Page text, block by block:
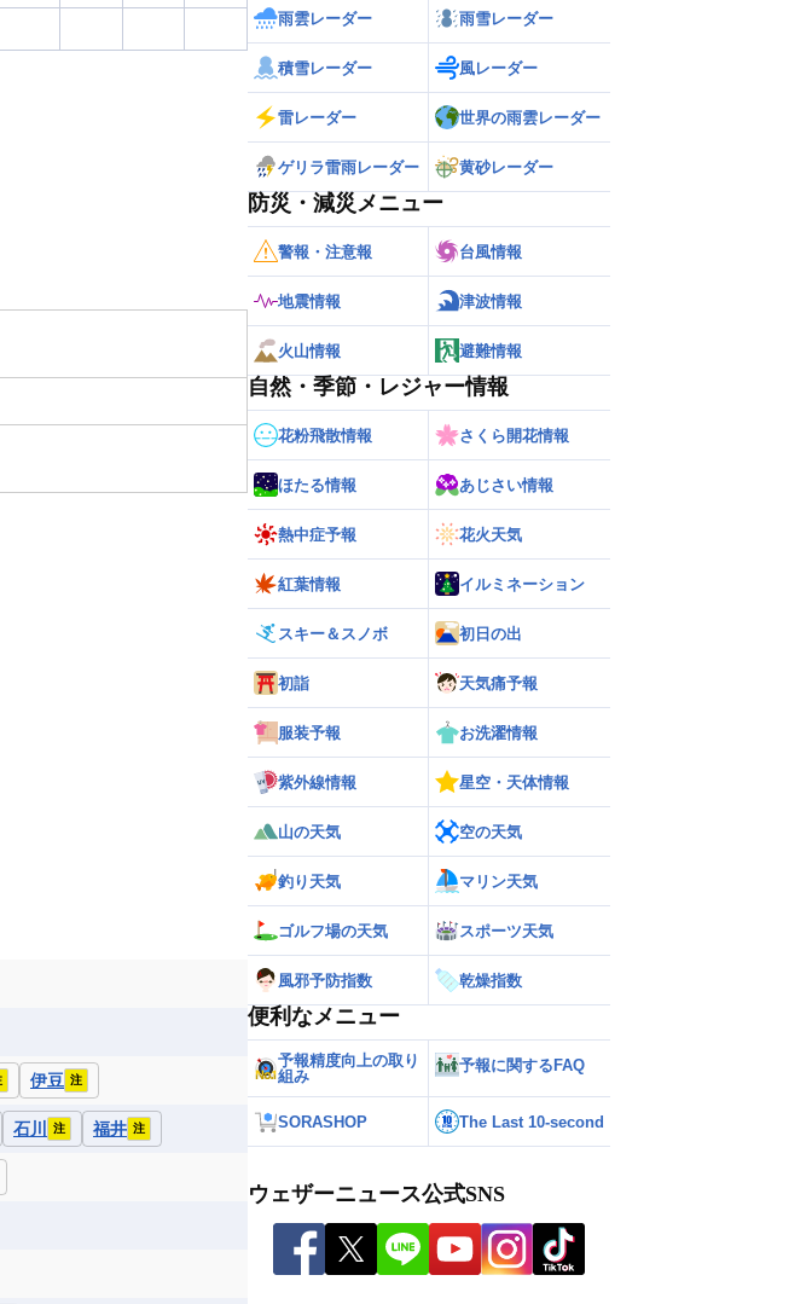
伊豆 注
石川 注 福井 注
雨雲レーダー 雨雪レーダー
積雪レーダー 風レーダー
雷レーダー 世界の雨雲レーダー
ゲリラ雷雨レーダー 黄砂レーダー
防災・減災メニュー
警報・注意報 台風情報
地震情報 津波情報
火山情報 避難情報
自然・季節・レジャー情報
花粉飛散情報 さくら開花情報
ほたる情報 あじさい情報
熱中症予報 花火天気
紅葉情報 イルミネーション
スキー＆スノボ 初日の出
初詣 天気痛予報
服装予報 お洗濯情報
紫外線情報 星空・天体情報
山の天気 空の天気
釣り天気 マリン天気
ゴルフ場の天気 スポーツ天気
風邪予防指数 乾燥指数
便利なメニュー
予報精度向上の取り
組み
予報に関するFAQ
SORASHOP The Last 10-second
ウェザーニュース公式SNS